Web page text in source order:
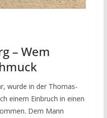
– Wem
wurde in der Thomas-
einem Einbruch in einen
Dem Mann